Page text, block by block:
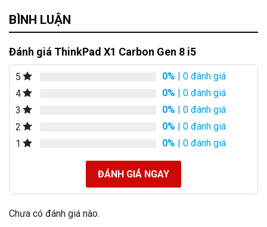
BÌNH LUẬN
Đánh giá ThinkPad X1 Carbon Gen 8 i5
5 0% | 0 đánh giá
4
0% | 0 đánh giá
3
0% | 0 đánh giá
2
0% | 0 đánh giá
1
0% | 0 đánh giá
ĐÁNH GIÁ NGAY
Chưa có đánh giá nào.